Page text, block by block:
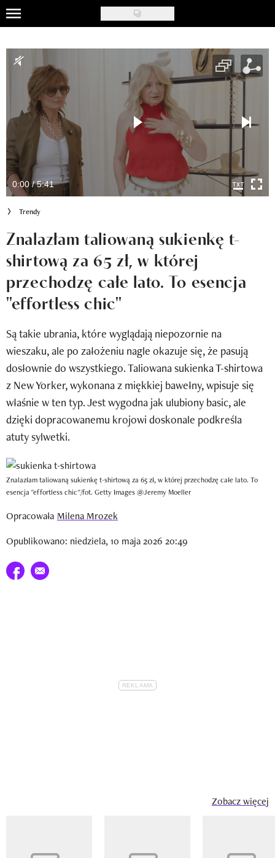
Skip
to
main
content
Moda
Ślub i wesele
Styl życia
Nasze akcje
Inspiracje
Newsy
Newsletter
Wizaz Summer Influ School
Mój profil / Zarejestruj się
0:00 / 5:41
Trendy
Znalazłam taliowaną sukienkę t-
shirtową za 65 zł, w której
przechodzę całe lato. To esencja
"effortless chic"
Są takie ubrania, które wyglądają niepozornie na
wieszaku, ale po założeniu nagle okazuje się, że pasują
dosłownie do wszystkiego. Taliowana sukienka T-shirtowa
z New Yorker, wykonana z miękkiej bawełny, wpisuje się
właśnie w ten typ. Jest wygodna jak ulubiony basic, ale
dzięki dopracowanemu krojowi doskonale podkreśla
atuty sylwetki.
Znalazłam taliowaną sukienkę t-shirtową za 65 zł, w której przechodzę całe lato. To
esencja "effortless chic"/fot. Getty Images @Jeremy Moeller
Opracowała Milena Mrozek
Opublikowano: niedziela, 10 maja 2026 20:49
Udostępnij na facebook
E-mail do przyjaciela
Zobacz więcej